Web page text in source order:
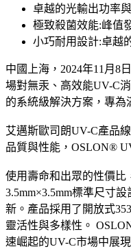
卓越的光輸出功率
極致殺菌效能:峰值
小巧耐用設計:卓越
中國上海，2024年11月8
場對無汞、高效能UV-C
的系統級解決方案，專為
艾邁斯歐司朗UV-C產品
品質與性能，OSLON®
使用壽命和出眾的性價比
3.5mm×3.5mm標準尺寸
新。產品採用了開放式
靈活性與多樣性。
速崛起的UV-C市場中展